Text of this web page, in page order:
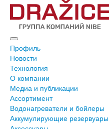
Профиль
Новости
Технология
О компании
Медиа и публикации
Ассортимент
Водонагреватели и бойлеры
Аккумулирующие резервуары